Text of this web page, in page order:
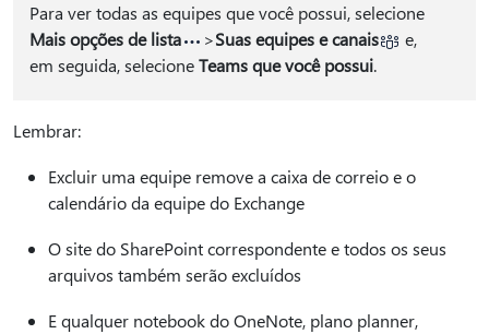
Para ver todas as equipes que você possui, selecione
Mais opções de lista
>Suas equipes e canais
e,
em seguida, selecioneTeams que você possui.
Lembrar:
Excluir uma equipe remove a caixa de correio e o
calendário da equipe do Exchange
O site do SharePoint correspondente e todos os seus
arquivos também serão excluídos
E qualquer notebook do OneNote, plano planner,